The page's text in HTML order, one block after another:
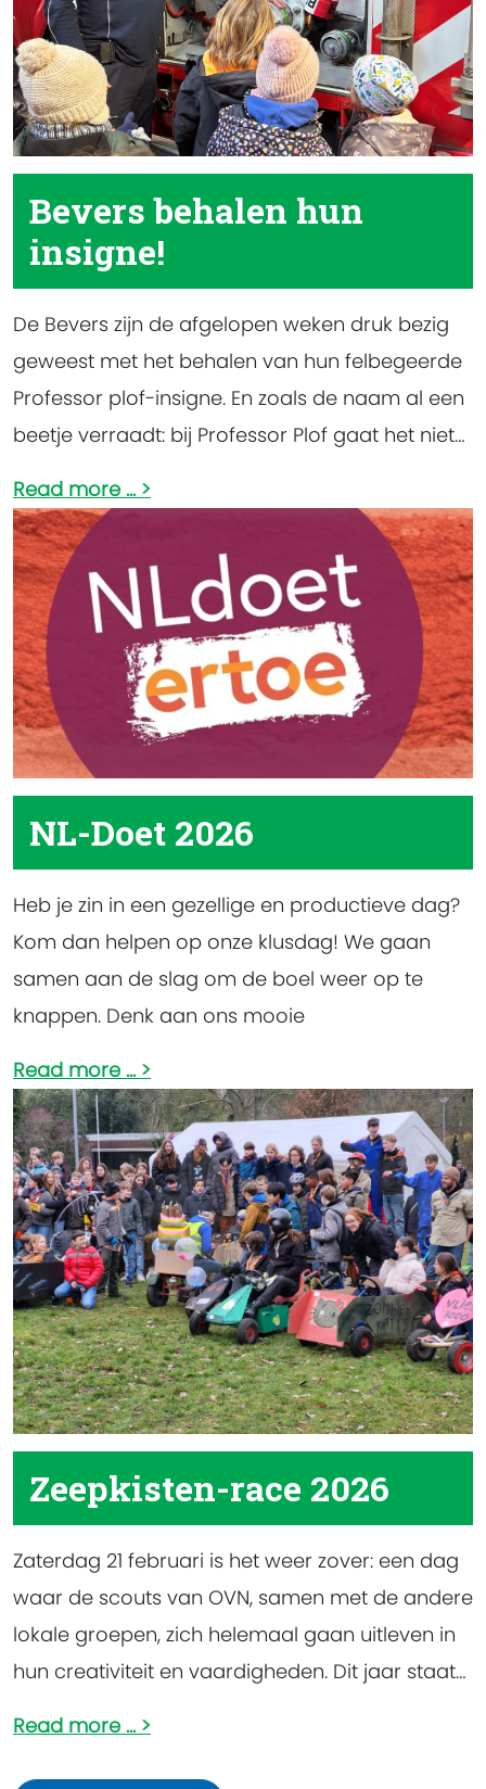
Bevers behalen hun
insigne!
De Bevers zijn de afgelopen weken druk bezig
geweest met het behalen van hun felbegeerde
Professor plof-insigne. En zoals de naam al een
beetje verraadt: bij Professor Plof gaat het niet
knallen, ploffen en vooral heel veel ontdekken.
Read more ...
NL-Doet 2026
Heb je zin in een gezellige en productieve dag?
Kom dan helpen op onze klusdag! We gaan
samen aan de slag om de boel weer op te
knappen. Denk aan ons mooie
Read more ...
Zeepkisten-race 2026
Zaterdag 21 februari is het weer zover: een dag
waar de scouts van OVN, samen met de andere
lokale groepen, zich helemaal gaan uitleven in
hun creativiteit en vaardigheden. Dit jaar staat
Read more ...